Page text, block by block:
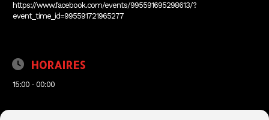
https://www.facebook.com/events/995591695298613/?
event_time_id=995591721965277
HORAIRES
15:00 - 00:00